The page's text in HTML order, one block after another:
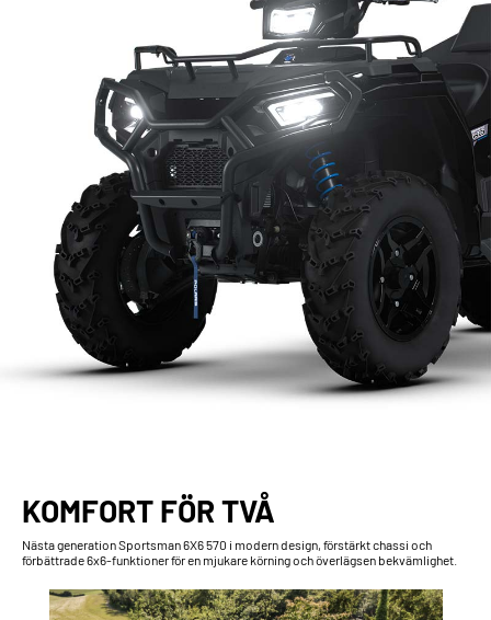
KOMFORT FÖR TVÅ
Nästa generation Sportsman 6X6 570 i modern design, förstärkt chassi och
förbättrade 6x6-funktioner för en mjukare körning och överlägsen bekvämlighet.